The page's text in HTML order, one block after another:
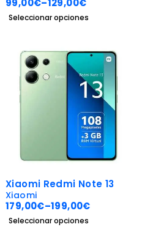
99,00€–129,00€
Seleccionar opciones
-28%
Xiaomi Redmi Note 13
Xiaomi
179,00€–199,00€
Seleccionar opciones